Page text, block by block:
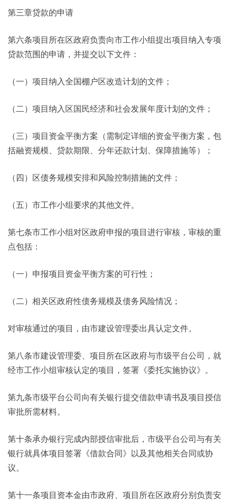
第三章贷款的申请
第六条项目所在区政府负责向市工作小组提出项目纳入专项
贷款范围的申请，并提交以下文件：
（一）项目纳入全国棚户区改造计划的文件；
（二）项目纳入区国民经济和社会发展年度计划的文件；
（三）项目资金平衡方案（需制定详细的资金平衡方案，包
括融资规模、贷款期限、分年还款计划、保障措施等）；
（四）区债务规模安排和风险控制措施的文件；
（五）市工作小组要求的其他文件。
第七条市工作小组对区政府申报的项目进行审核，审核的重
点包括：
（一）申报项目资金平衡方案的可行性；
（二）相关区政府性债务规模及债务风险情况；
对审核通过的项目，由市建设管理委出具认定文件。
第八条市建设管理委、项目所在区政府与市级平台公司，就
经市工作小组审核认定的项目，签署《委托实施协议》。
第九条市级平台公司向有关银行提交借款申请书及项目授信
审批所需材料。
第十条承办银行完成内部授信审批后，市级平台公司与有关
银行就具体项目签署《借款合同》以及其他相关合同或协
议。
第十一条项目资本金由市政府、项目所在区政府分别负责安